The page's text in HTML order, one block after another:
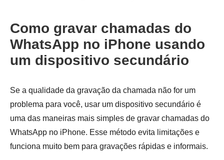
Como gravar chamadas do
WhatsApp no iPhone usando
um dispositivo secundário
Se a qualidade da gravação da chamada não for um
problema para você, usar um dispositivo secundário é
uma das maneiras mais simples de gravar chamadas do
WhatsApp no iPhone. Esse método evita limitações e
funciona muito bem para gravações rápidas e informais.